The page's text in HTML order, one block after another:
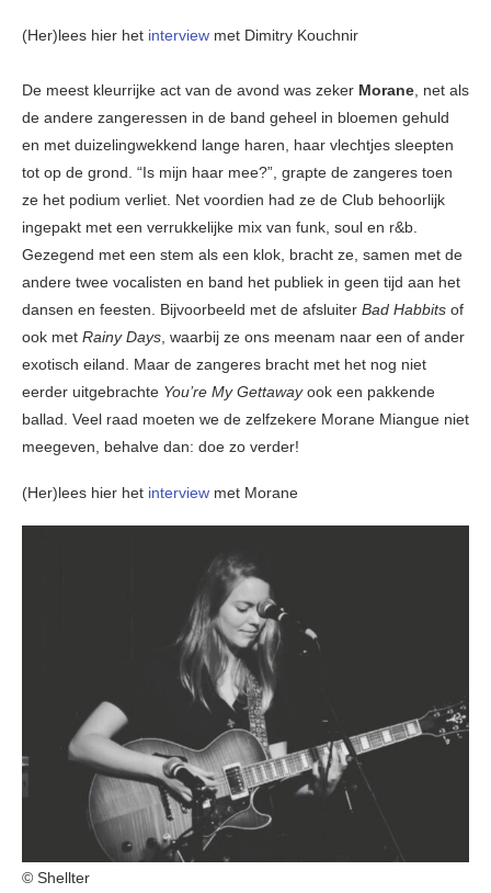
(Her)lees hier het interview met Dimitry Kouchnir
De meest kleurrijke act van de avond was zeker Morane, net als
de andere zangeressen in de band geheel in bloemen gehuld
en met duizelingwekkend lange haren, haar vlechtjes sleepten
tot op de grond. “Is mijn haar mee?”, grapte de zangeres toen
ze het podium verliet. Net voordien had ze de Club behoorlijk
ingepakt met een verrukkelijke mix van funk, soul en r&b.
Gezegend met een stem als een klok, bracht ze, samen met de
andere twee vocalisten en band het publiek in geen tijd aan het
dansen en feesten. Bijvoorbeeld met de afsluiter Bad Habbits of
ook met Rainy Days, waarbij ze ons meenam naar een of ander
exotisch eiland. Maar de zangeres bracht met het nog niet
eerder uitgebrachte You’re My Gettawayook een pakkende
ballad. Veel raad moeten we de zelfzekere Morane Miangue niet
meegeven, behalve dan: doe zo verder!
(Her)lees hier het interview met Morane
© Shellter